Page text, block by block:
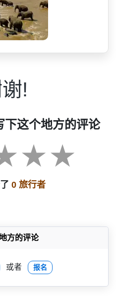
!
下这个地方的评论
0 旅行者
方的评论
或者 报名